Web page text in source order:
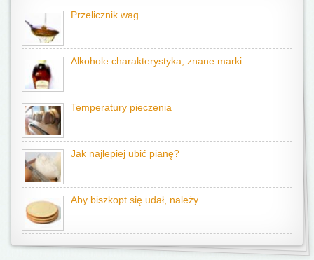
Przelicznik wag
Alkohole charakterystyka, znane marki
Temperatury pieczenia
Jak najlepiej ubić pianę?
Aby biszkopt się udał, należy